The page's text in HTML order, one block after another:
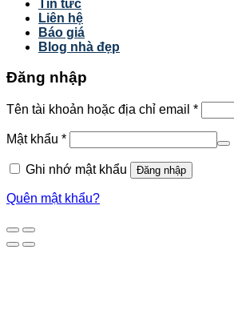
Tin tức
Liên hệ
Báo giá
Blog nhà đẹp
Đăng nhập
Tên tài khoản hoặc địa chỉ email *
Mật khẩu *
Ghi nhớ mật khẩu Đăng nhập
Quên mật khẩu?